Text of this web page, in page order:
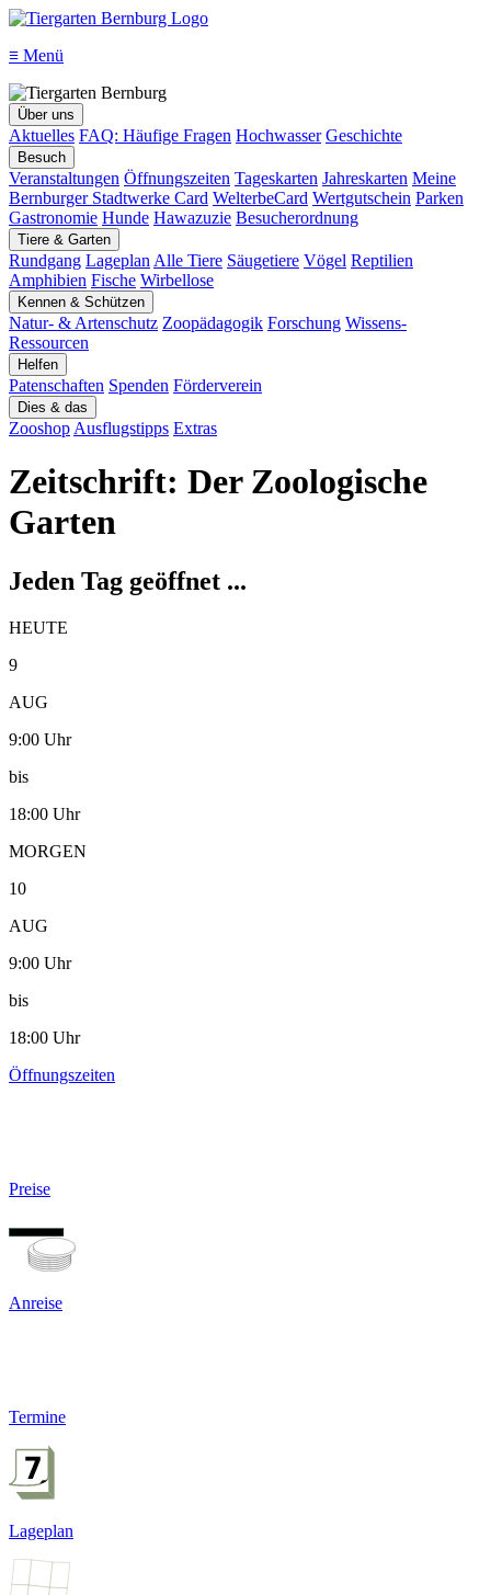
≡ Menü
Über uns
Aktuelles FAQ: Häufige Fragen Hochwasser Geschichte
Besuch
Veranstaltungen Öffnungszeiten Tageskarten Jahreskarten Meine
Bernburger Stadtwerke Card WelterbeCard Wertgutschein Parken
Gastronomie Hunde Hawazuzie Besucherordnung
Tiere & Garten
Rundgang Lageplan Alle Tiere Säugetiere Vögel Reptilien
Amphibien Fische Wirbellose
Kennen & Schützen
Natur- & Artenschutz Zoopädagogik Forschung Wissens-
Ressourcen
Helfen
Patenschaften Spenden Förderverein
Dies & das
Zooshop Ausflugstipps Extras
Zeitschrift: Der Zoologische
Garten
Jeden Tag geöffnet ...
HEUTE
9
AUG
9:00 Uhr
bis
18:00 Uhr
MORGEN
10
AUG
9:00 Uhr
bis
18:00 Uhr
Öffnungszeiten
Preise
Anreise
Termine
Lageplan